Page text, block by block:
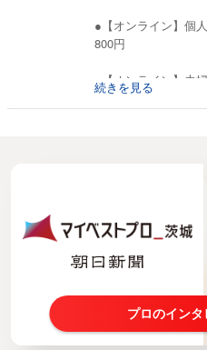
●【オンライン】
800円
●【オンライン】夫
分程度 11,000円
続きを見る
プロのイン